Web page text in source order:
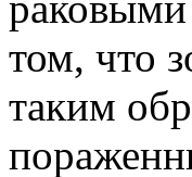
том, что
таким